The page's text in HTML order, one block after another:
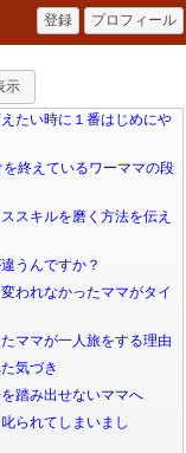
たい時に１番はじめにや
終えているワーママの段
スキルを磨く方法を伝え
うんですか？
われなかったママがタイ
ママが一人旅をする理由
気づき
踏み出せないママへ
られてしまいまし